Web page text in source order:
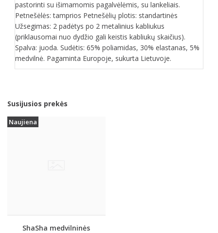
pastorinti su išimamomis pagalvėlėmis, su lankeliais.
Petnešėlės: tamprios Petnešėlių plotis: standartinės
Užsegimas: 2 padėtys po 2 metalinius kabliukus
(priklausomai nuo dydžio gali keistis kabliukų skaičius).
Spalva: juoda. Sudėtis: 65% poliamidas, 30% elastanas, 5%
medvilnė. Pagaminta Europoje, sukurta Lietuvoje.
Susijusios prekės
Naujiena
ShaSha medvilninės